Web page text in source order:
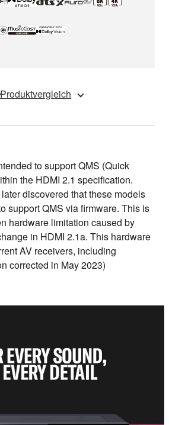
Produktvergleich
to support QMS (Quick
the HDMI 2.1 specification.
discovered that these models
support QMS via firmware. This is
hardware limitation caused by
in HDMI 2.1a. This hardware
AV receivers, including
corrected in May 2023)